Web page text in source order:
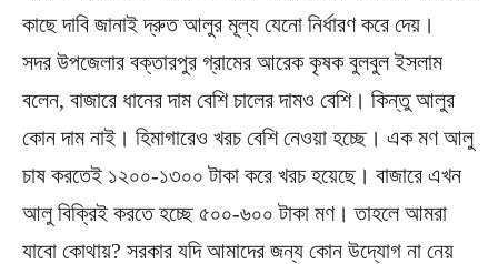
কাছে দাবি জানাই দ্রুত আলুর মূল্য যেনো নির্ধারণ করে দেয়।
সদর উপজেলার বক্তারপুর গ্রামের আরেক কৃষক বুলবুল ইসলাম
বলেন, বাজারে ধানের দাম বেশি চালের দামও বেশি। কিন্তু আলুর
কোন দাম নাই। হিমাগারেও খরচ বেশি নেওয়া হচ্ছে। এক মণ আলু
চাষ করতেই ১২০০-১৩০০ টাকা করে খরচ হয়েছে। বাজারে এখন
আলু বিক্রিই করতে হচ্ছে ৫০০-৬০০ টাকা মণ। তাহলে আমরা
যাবো কোথায়? সরকার যদি আমাদের জন্য কোন উদ্যোগ না নেয়